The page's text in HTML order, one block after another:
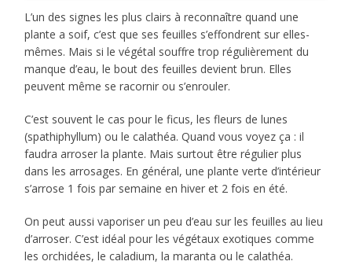
L’un des signes les plus clairs à reconnaître quand une
plante a soif, c’est que ses feuilles s’effondrent sur elles-
mêmes. Mais si le végétal souffre trop régulièrement du
manque d’eau, le bout des feuilles devient brun. Elles
peuvent même se racornir ou s’enrouler.
C’est souvent le cas pour le ficus, les fleurs de lunes
(spathiphyllum) ou le calathéa. Quand vous voyez ça : il
faudra arroser la plante. Mais surtout être régulier plus
dans les arrosages. En général, une plante verte d’intérieur
s’arrose 1 fois par semaine en hiver et 2 fois en été.
On peut aussi vaporiser un peu d’eau sur les feuilles au lieu
d’arroser. C’est idéal pour les végétaux exotiques comme
les orchidées, le caladium, la maranta ou le calathéa.